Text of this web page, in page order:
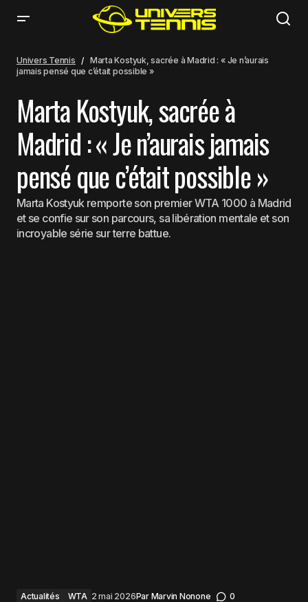
possible »
Univers Tennis
Marta Kostyuk, sacrée à Madrid : « Je n’aurais
jamais pensé que c’était possible »
Marta Kostyuk, sacrée à
Madrid : « Je n’aurais jamais
pensé que c’était possible »
Marta Kostyuk remporte son premier WTA 1000 à Madrid
et se confie sur son parcours, sa libération mentale et son
incroyable série sur terre battue.
Actualités WTA 2 mai 2026Par Marvin Nonone 0